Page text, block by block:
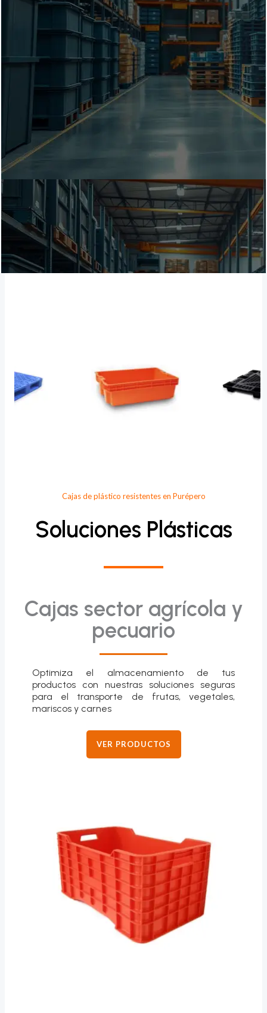
Cajas de plástico resistentes en Purépero
Soluciones Plásticas
Cajas sector agrícola y
pecuario
Optimiza el almacenamiento de tus
productos con nuestras soluciones seguras
para el transporte de frutas, vegetales,
mariscos y carnes
VER PRODUCTOS